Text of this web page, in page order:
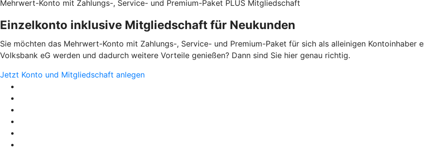
Mehrwert-Konto mit Zahlungs-, Service- und Premium-Paket PLUS Mitgliedschaft
Einzelkonto inklusive Mitgliedschaft für Neukunden
Sie möchten das Mehrwert-Konto mit Zahlungs-, Service- und Premium-Paket für sich als alleinigen
Volksbank eG werden und dadurch weitere Vorteile genießen? Dann sind Sie hier genau richtig.
Jetzt Konto und Mitgliedschaft anlegen